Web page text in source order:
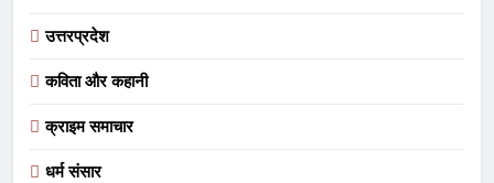
उत्तरप्रदेश
कविता और कहानी
क्राइम समाचार
धर्म संसार